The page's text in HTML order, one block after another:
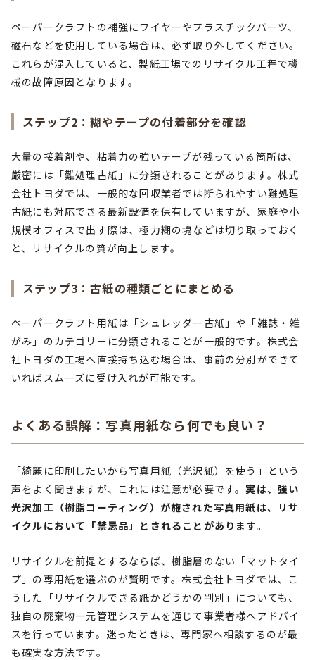
ペーパークラフトの補強にワイヤーやプラスチックパーツ、
磁石などを使用している場合は、必ず取り外してください。
これらが混入していると、製紙工場でのリサイクル工程で機
械の故障原因となります。
ステップ2：糊やテープの付着部分を確認
大量の接着剤や、粘着力の強いテープが残っている箇所は、
厳密には「難処理古紙」に分類されることがあります。株式
会社トヨダでは、一般的な回収業者では断られやすい難処理
古紙にも対応できる最新設備を保有していますが、家庭や小
規模オフィスで出す際は、極力糊の塊などは切り取っておく
と、リサイクルの質が向上します。
ステップ3：古紙の種類ごとにまとめる
ペーパークラフト用紙は「シュレッダー古紙」や「雑誌・雑
がみ」のカテゴリーに分類されることが一般的です。株式会
社トヨダの工場へ直接持ち込む場合は、事前の分別ができて
いればスムーズに受け入れが可能です。
よくある誤解：写真用紙なら何でも良い？
「綺麗に印刷したいから写真用紙（光沢紙）を使う」という
声をよく聞きますが、これには注意が必要です。実は、強い
光沢加工（樹脂コーティング）が施された写真用紙は、リサ
イクルにおいて「禁忌品」とされることがあります。
リサイクルを前提とするならば、樹脂層のない「マットタイ
プ」の専用紙を選ぶのが賢明です。株式会社トヨダでは、こ
うした「リサイクルできる紙かどうかの判別」についても、
独自の廃棄物一元管理システムを通じて事業者様へアドバイ
スを行っています。迷ったときは、専門家へ相談するのが最
も確実な方法です。